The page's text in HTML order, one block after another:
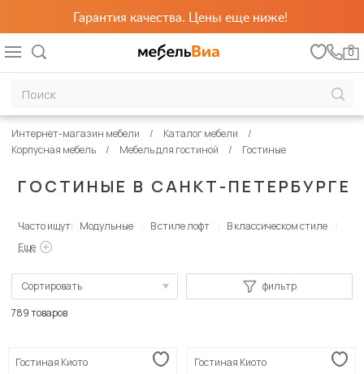
Гарантия качества. Цены еще ниже!
0
ГОСТИНЫЕ В САНКТ-ПЕТЕРБУРГЕ
Интернет-магазин мебели
Каталог мебели
Корпусная мебель
Мебель для гостиной Гостиные
Часто ищут: Модульные В стиле лофт
В классическом стиле
Еще
Сортировать
Сначала дорогие
фильтр
789 товаров
Гостиная Киото
Гостиная Киото